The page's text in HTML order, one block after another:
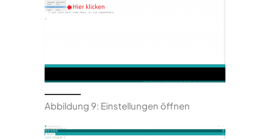
Abbildung 9: Einstellungen öffnen